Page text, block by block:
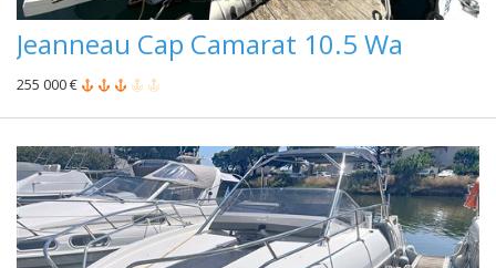
Jeanneau Cap Camarat 10.5 Wa
255 000 €